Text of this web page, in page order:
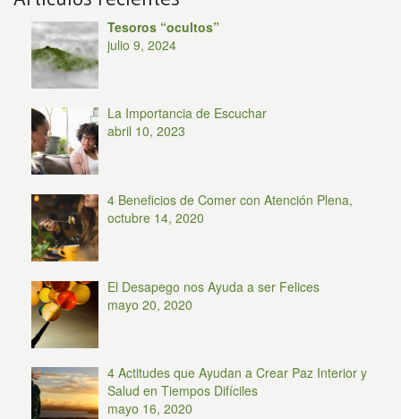
Tesoros “ocultos”
julio 9, 2024
La Importancia de Escuchar
abril 10, 2023
4 Beneficios de Comer con Atención Plena,
octubre 14, 2020
El Desapego nos Ayuda a ser Felices
mayo 20, 2020
4 Actitudes que Ayudan a Crear Paz Interior y
Salud en Tiempos Difíciles
mayo 16, 2020